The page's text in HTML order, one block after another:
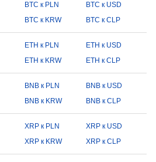
BTC к PLN
BTC к USD
BTC к KRW BTC к CLP
ETH к PLN
ETH к USD
ETH к KRW ETH к CLP
BNB к PLN
BNB к USD
BNB к KRW BNB к CLP
XRP к PLN
XRP к USD
XRP к KRW XRP к CLP